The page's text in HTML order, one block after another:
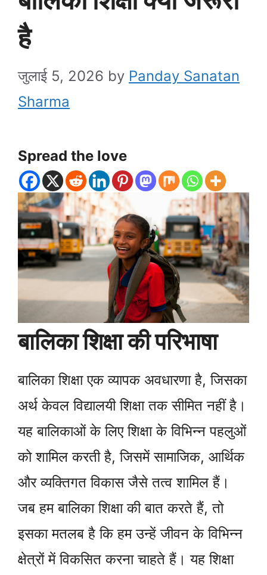
है
जुलाई 5, 2026 by Panday Sanatan
Sharma
Spread the love
बालिका शिक्षा की परिभाषा
बालिका शिक्षा एक व्यापक अवधारणा है, जिसका
अर्थ केवल विद्यालयी शिक्षा तक सीमित नहीं है।
यह बालिकाओं के लिए शिक्षा के विभिन्न पहलुओं
को शामिल करती है, जिसमें सामाजिक, आर्थिक
और व्यक्तिगत विकास जैसे तत्व शामिल हैं।
जब हम बालिका शिक्षा की बात करते हैं, तो
इसका मतलब है कि हम उन्हें जीवन के विभिन्न
क्षेत्रों में विकसित करना चाहते हैं। यह शिक्षा